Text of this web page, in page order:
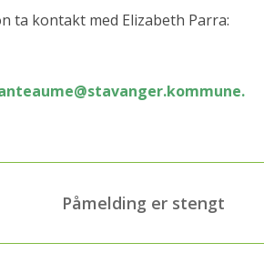
ta kontakt med Elizabeth Parra:
Påmelding er stengt